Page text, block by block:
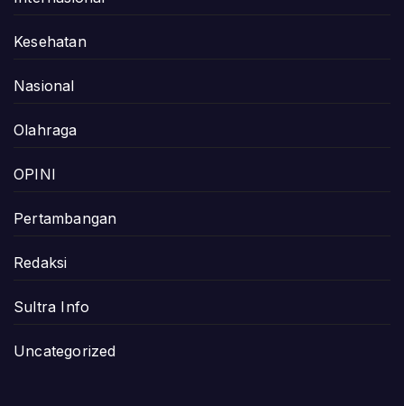
Kesehatan
Nasional
Olahraga
OPINI
Pertambangan
Redaksi
Sultra Info
Uncategorized